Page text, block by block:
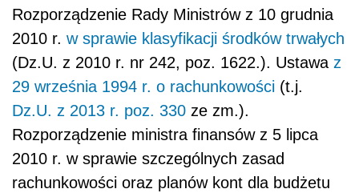
Rozporządzenie Rady Ministrów z 10 grudnia
2010 r. w sprawie klasyfikacji środków trwałych
(Dz.U. z 2010 r. nr 242, poz. 1622.). Ustawa z
29 września 1994 r. o rachunkowości (t.j.
Dz.U. z 2013 r. poz. 330 ze zm.).
Rozporządzenie ministra finansów z 5 lipca
2010 r. w sprawie szczególnych zasad
rachunkowości oraz planów kont dla budżetu